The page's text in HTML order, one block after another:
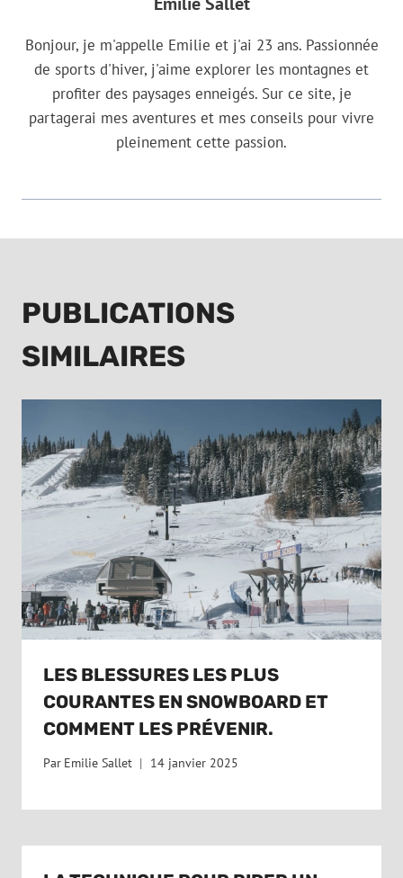
Bonjour, je m'appelle Emilie et j'ai 23 ans. Passionnée
de sports d'hiver, j'aime explorer les montagnes et
profiter des paysages enneigés. Sur ce site, je
partagerai mes aventures et mes conseils pour vivre
pleinement cette passion.
PUBLICATIONS
SIMILAIRES
LES BLESSURES LES PLUS
COURANTES EN SNOWBOARD ET
COMMENT LES PRÉVENIR.
Par Emilie Sallet 14 janvier 2025